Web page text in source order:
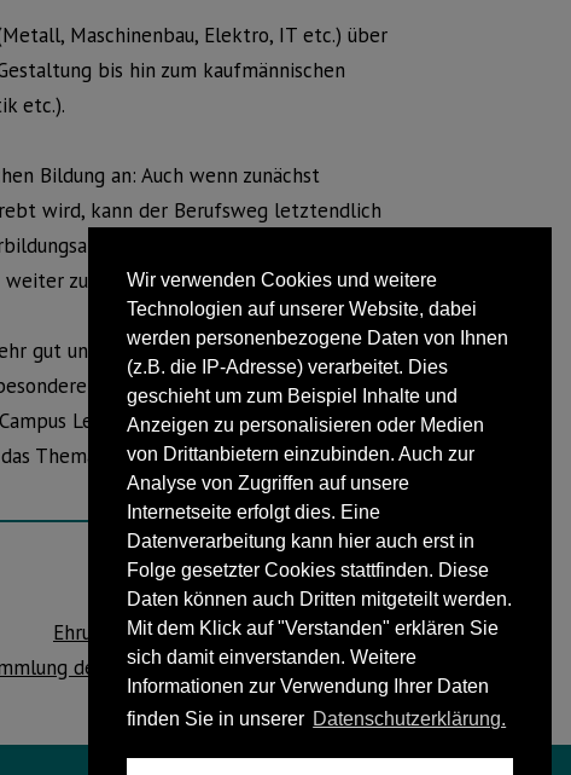
Wir verwenden Cookies und weitere
Technologien auf unserer Website, dabei
werden personenbezogene Daten von Ihnen
(z.B. die IP-Adresse) verarbeitet. Dies
geschieht um zum Beispiel Inhalte und
Anzeigen zu personalisieren oder Medien
von Drittanbietern einzubinden. Auch zur
Analyse von Zugriffen auf unsere
Internetseite erfolgt dies. Eine
Datenverarbeitung kann hier auch erst in
Folge gesetzter Cookies stattfinden. Diese
Daten können auch Dritten mitgeteilt werden.
Mit dem Klick auf "Verstanden" erklären Sie
sich damit einverstanden. Weitere
Informationen zur Verwendung Ihrer Daten
finden Sie in unserer Datenschutzerklärung.
Maschinenbau, Elektro, IT etc.) über
bis hin zum kaufmännischen
etc.).
Bildung an: Auch wenn zunächst
wird, kann der Berufsweg letztendlich
etwa an den
zu qualifizieren.
gut und immer aktuell ausgestattet. Sie
Schwerpunkt auf neueste
Lemgo gemeinsam betriebenen
Thema „Arbeit 4.0“ in allen Facetten
NÄCHSTER BEITRAG
Ehrungen standen im Mittelpunkt der
des Ziegler und Handwerkervereins
Cappel – Mossenberg-Wöhren